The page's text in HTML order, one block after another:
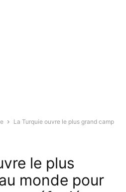
La Turquie ouvre le plus grand camp
le plus
monde pour